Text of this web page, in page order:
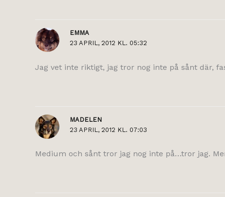
EMMA
23 APRIL, 2012 KL. 05:32
Jag vet inte riktigt, jag tror nog inte på sånt där,
MADELEN
23 APRIL, 2012 KL. 07:03
Medium och sånt tror jag nog inte på…tror jag.